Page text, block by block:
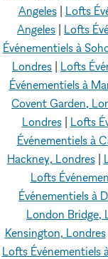
Angeles| Lofts
Angeles
Lofts
Événementiels à
Londres
Lofts
Événementiels à
Covent Garden,
Londres| Lofts
Événementiels à
Hackney, Londres|
Lofts
Événementiels à
London Bridge,
Kensington, Londres|
Lofts Événementiels